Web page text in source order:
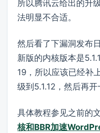
所以腾讯云给出的升
法明显不合适。
然后看了下漏洞发布
新版的内核版本是
19，所以应该已经补
级到5.1.12，然后再开
具体教程参见之前的
核和BBR加速